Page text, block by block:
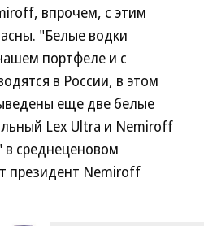
впрочем, с этим
"Белые водки
портфеле и с
в России, в этом
еще две белые
Lex Ultra и Nemiroff
среднеценовом
президент Nemiroff